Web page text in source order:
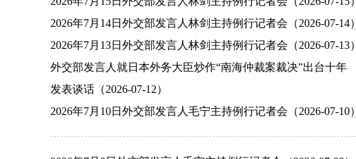
2026年7月14日外交部发言人林剑主持例行记者会（2026-07-14）
2026年7月13日外交部发言人林剑主持例行记者会（2026-07-13）
外交部发言人就日本外务大臣炒作“南海仲裁案裁决”出台十年
发表谈话（2026-07-12）
2026年7月10日外交部发言人毛宁主持例行记者会（2026-07-10）